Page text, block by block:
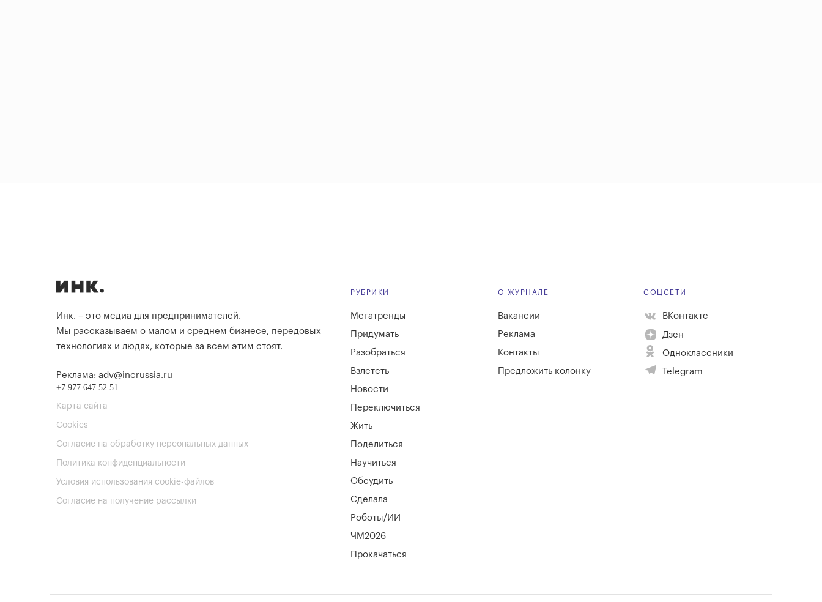
Инк. – это медиа для предпринимателей.
Мы рассказываем о малом и среднем бизнесе, передовых
технологиях и людях, которые за всем этим стоят.
Реклама: adv@incrussia.ru
+7 977 647 52 51
Карта сайта
Cookies
Согласие на обработку персональных данных
Политика конфиденциальности
Условия использования cookie-файлов
Согласие на получение рассылки
РУБРИКИ
Мегатренды
Придумать
Разобраться
Взлететь
Новости
Переключиться
Жить
Поделиться
Научиться
Обсудить
Сделала
Роботы/ИИ
ЧМ2026
Прокачаться
О ЖУРНАЛЕ
Вакансии
Реклама
Контакты
Предложить колонку
СОЦСЕТИ
ВКонтакте
Дзен
Одноклассники
Telegram